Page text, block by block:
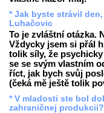
* Jak byste strávil
Luhačovic
To je zvláštní otázka.
Vždycky jsem si přál
tolik síly, že
se se svým vlastním
říct, jak bych svůj
(čeká mě ještě tolik
* V mladosti ste bol
zahraničnej